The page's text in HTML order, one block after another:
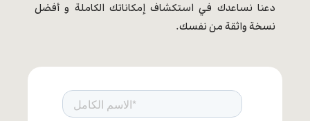
دعنا نساعدك في استكشاف إمكاناتك الكاملة و أفضل
نسخة واثقة من نفسك.